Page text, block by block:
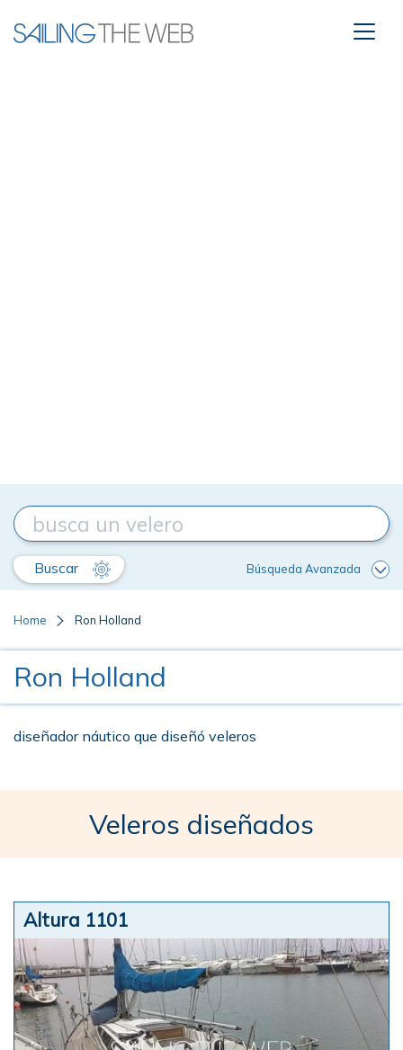
Buscar Búsqueda Avanzada
Home Ron Holland
Ron Holland
diseñador náutico que diseñó veleros
Veleros diseñados
Altura 1101